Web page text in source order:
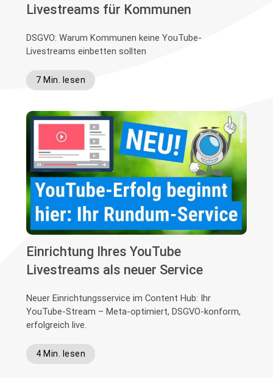
Livestreams für Kommunen
DSGVO: Warum Kommunen keine YouTube-
Livestreams einbetten sollten
7 Min. lesen
Einrichtung Ihres YouTube
Livestreams als neuer Service
Neuer Einrichtungsservice im Content Hub: Ihr
YouTube-Stream – Meta-optimiert, DSGVO-konform,
erfolgreich live.
4 Min. lesen